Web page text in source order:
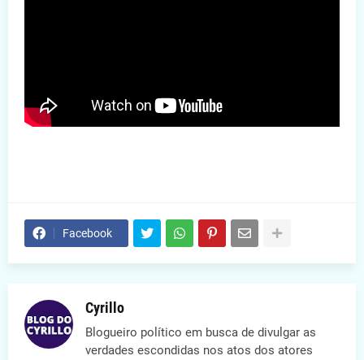
Facebook
Cyrillo
Blogueiro político em busca de divulgar as
verdades escondidas nos atos dos atores